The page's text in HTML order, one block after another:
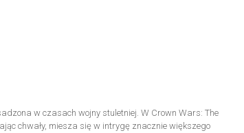
w czasach wojny stuletniej. W Crown Wars: The
chwały, miesza się w intrygę znacznie większego